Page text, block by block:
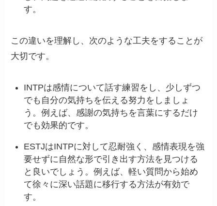
す。
この違いを理解し、次のような工夫をすることが
大切です。
INTPは感情について話す練習をし、少しずつ
でも自分の気持ちを伝える努力をしましょ
う。例えば、感謝の気持ちを言葉にするだけ
でも効果的です。
ESTJはINTPに対して忍耐強く、感情表現を強
要せずに自然な形で引き出す方法を見つける
と良いでしょう。例えば、軽い質問から始め
て徐々に深い話題に移行する方法が有効で
す。